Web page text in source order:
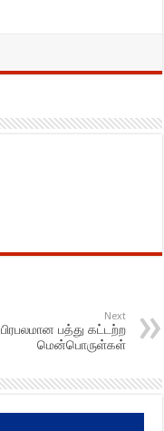
Next
பிரபலமான பத்து கட்டற்ற
மென்பொருள்கள்